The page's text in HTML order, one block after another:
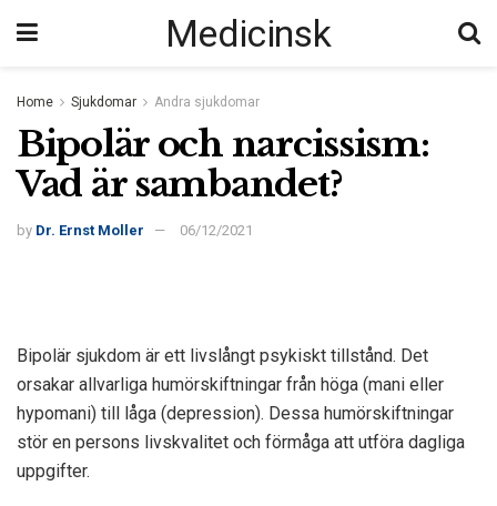
Medicinsk
Home Sjukdomar Andra sjukdomar
Bipolär och narcissism:
Vad är sambandet?
by Dr. Ernst Moller 06/12/2021
Bipolär sjukdom är ett livslångt psykiskt tillstånd. Det
orsakar allvarliga humörskiftningar från höga (mani eller
hypomani) till låga (depression). Dessa humörskiftningar
stör en persons livskvalitet och förmåga att utföra dagliga
uppgifter.